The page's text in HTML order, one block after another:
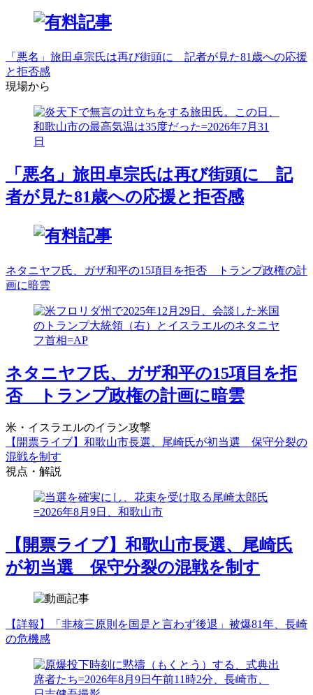
「悪名」旅田卓宗氏は再び街頭に 記者が見た81歳への応援
と拒否感
現場から
「悪名」旅田卓宗氏は再び街頭に 記
者が見た81歳への応援と拒否感
ネタニヤフ氏、ガザ和平の15項目を拒否 トランプ政権の計
画に暗雲
ネタニヤフ氏、ガザ和平の15項目を拒
否 トランプ政権の計画に暗雲
米・イスラエルのイラン攻撃
【開票ライブ】和歌山市長選、尾崎氏が初当選 保守分裂の
混戦を制す
視点・解説
【開票ライブ】和歌山市長選、尾崎氏
が初当選 保守分裂の混戦を制す
【詳報】「非核三原則を国是と言わず後退」被爆81年、長崎
の危機感